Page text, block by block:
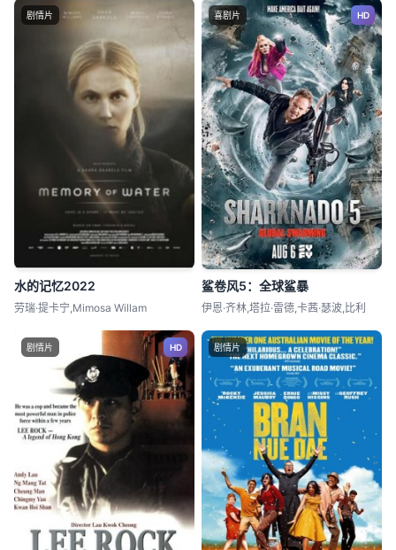
剧情片
水的记忆2022
劳瑞·提卡宁,Mimosa Willam
喜剧片 HD
鲨卷风5：全球鲨暴
伊恩·齐林,塔拉·雷德,卡茜·瑟波,比利
剧情片 HD 剧情片